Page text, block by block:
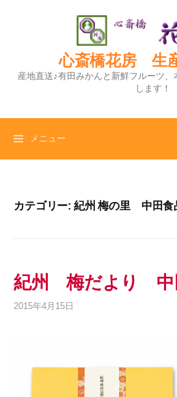
キ
心斎橋花房 生
産地直送♪有田みかんと新鮮フルーツ
します！
メニュー
カテゴリー: 紀州 梅の里 中田食
紀州 梅だより 中
2015年4月15日